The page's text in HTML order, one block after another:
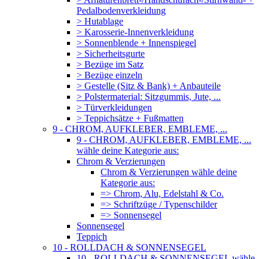
Pedalbodenverkleidung
> Hutablage
> Karosserie-Innenverkleidung
> Sonnenblende + Innenspiegel
> Sicherheitsgurte
> Bezüge im Satz
> Bezüge einzeln
> Gestelle (Sitz & Bank) + Anbauteile
> Polstermaterial: Sitzgummis, Jute, ...
> Türverkleidungen
> Teppichsätze + Fußmatten
9 - CHROM, AUFKLEBER, EMBLEME, ...
9 - CHROM, AUFKLEBER, EMBLEME, ...
wähle deine Kategorie aus:
Chrom & Verzierungen
Chrom & Verzierungen wähle deine
Kategorie aus:
=> Chrom, Alu, Edelstahl & Co.
=> Schriftzüge / Typenschilder
=> Sonnensegel
Sonnensegel
Teppich
10 - ROLLDACH & SONNENSEGEL